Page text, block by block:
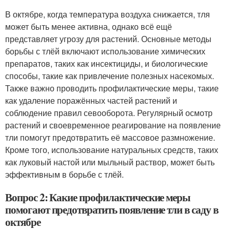
В октябре, когда температура воздуха снижается, тля
может быть менее активна, однако всё ещё
представляет угрозу для растений. Основные методы
борьбы с тлёй включают использование химических
препаратов, таких как инсектициды, и биологические
способы, такие как привлечение полезных насекомых.
Также важно проводить профилактические меры, такие
как удаление поражённых частей растений и
соблюдение правил севооборота. Регулярный осмотр
растений и своевременное реагирование на появление
тли помогут предотвратить её массовое размножение.
Кроме того, использование натуральных средств, таких
как луковый настой или мыльный раствор, может быть
эффективным в борьбе с тлёй.
Вопрос 2: Какие профилактические меры
помогают предотвратить появление тли в саду в
октябре